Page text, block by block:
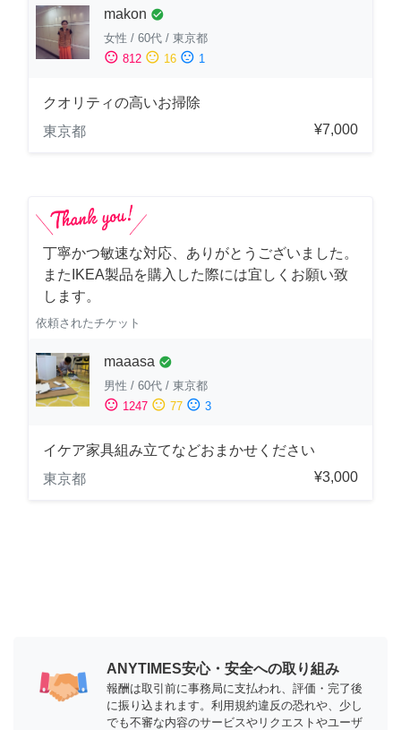
makon check_circle
女性 / 60代 / 東京都
sentiment_satisfied 812 sentiment_neutral 16 sentiment_dissatisfied 1
クオリティの高いお掃除
東京都
¥7,000
丁寧かつ敏速な対応、ありがとうございました。
またIKEA製品を購入した際には宜しくお願い致
します。
依頼されたチケット
maaasa check_circle
男性 / 60代 / 東京都
sentiment_satisfied 1247 sentiment_neutral 77 sentiment_dissatisfied 3
イケア家具組み立てなどおまかせください
東京都
¥3,000
ANYTIMES安心・安全への取り組み
報酬は取引前に事務局に支払われ、評価・完了後
に振り込まれます。利用規約違反の恐れや、少し
でも不審な内容のサービスやリクエストやユーザ